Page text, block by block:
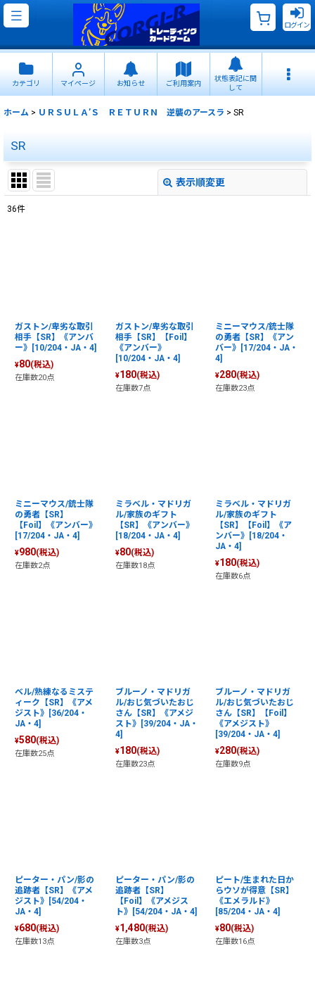
ログイン
カテゴリ マイページ お知らせ ご利用案内
状態表記に関
して
ホーム > ＵＲＳＵＬＡ’Ｓ ＲＥＴＵＲＮ 逆襲のアースラ > SR
SR
表示順変更
36件
ガストン/卑劣な取引
相手【SR】《アンバ
ー》[10/204・JA・4]
¥80(税込)
在庫数20点
ガストン/卑劣な取引
相手【SR】【Foil】
《アンバー》
[10/204・JA・4]
¥180(税込)
在庫数7点
ミニーマウス/銃士隊
の勇者【SR】《アン
バー》[17/204・JA・
4]
¥280(税込)
在庫数23点
ミニーマウス/銃士隊
の勇者【SR】
【Foil】《アンバー》
[17/204・JA・4]
¥980(税込)
在庫数2点
ミラベル・マドリガ
ル/家族のギフト
【SR】《アンバー》
[18/204・JA・4]
¥80(税込)
在庫数18点
ミラベル・マドリガ
ル/家族のギフト
【SR】【Foil】《ア
ンバー》[18/204・
JA・4]
¥180(税込)
在庫数6点
ベル/熟練なるミステ
ィーク【SR】《アメ
ジスト》[36/204・
JA・4]
¥580(税込)
在庫数25点
ブルーノ・マドリガ
ル/おじ気づいたおじ
さん【SR】《アメジ
スト》[39/204・JA・
4]
¥180(税込)
在庫数23点
ブルーノ・マドリガ
ル/おじ気づいたおじ
さん【SR】【Foil】
《アメジスト》
[39/204・JA・4]
¥280(税込)
在庫数9点
ピーター・パン/影の
追跡者【SR】《アメ
ジスト》[54/204・
JA・4]
¥680(税込)
在庫数13点
ピーター・パン/影の
追跡者【SR】
【Foil】《アメジス
ト》[54/204・JA・4]
¥1,480(税込)
在庫数3点
ピート/生まれた日か
らウソが得意【SR】
《エメラルド》
[85/204・JA・4]
¥80(税込)
在庫数16点